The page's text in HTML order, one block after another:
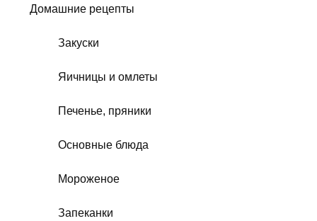
Домашние рецепты
Закуски
Яичницы и омлеты
Печенье, пряники
Основные блюда
Мороженое
Запеканки